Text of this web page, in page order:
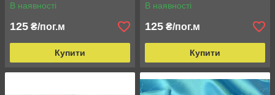
В наявності
125 ₴/пог.м
Купити
В наявності
125 ₴/пог.м
Купити